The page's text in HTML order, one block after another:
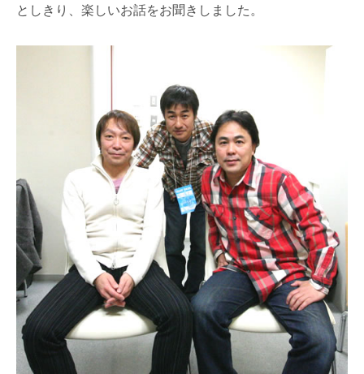
としきり、楽しいお話をお聞きしました。